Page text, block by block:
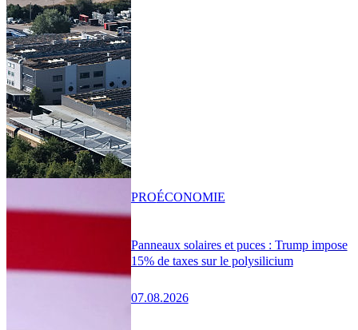
Panneaux solaires et puces : Trump impose
15% de taxes sur le polysilicium
07.08.2026
PROÉCONOMIE